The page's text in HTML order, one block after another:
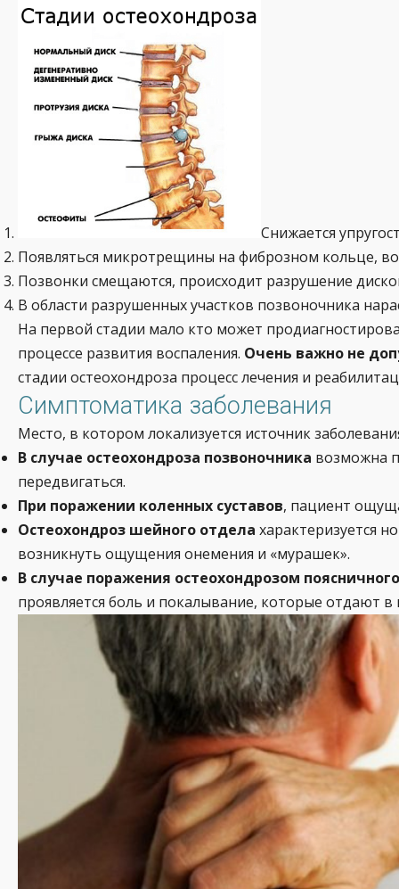
Снижается
Появляться микротрещины на фиброзном кольце,
Позвонки смещаются, происходит разрушение
В области разрушенных участков позвоночника
На первой стадии мало кто может
процессе развития воспаления. Очень важно не
стадии остеохондроза процесс лечения и
Симптоматика заболевания
Место, в котором локализуется источник
В случае остеохондроза позвоночника возможна
передвигаться.
При поражении коленных суставов, пациент
Остеохондроз шейного отдела характеризуется
возникнуть ощущения онемения и «мурашек».
В случае поражения остеохондрозом
проявляется боль и покалывание, которые отдают в